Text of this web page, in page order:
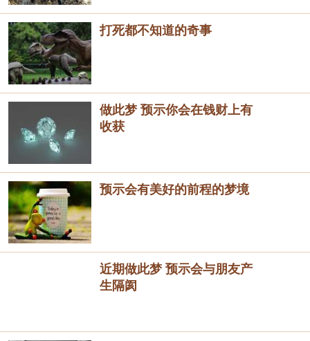
打死都不知道的奇事
做此梦 预示你会在钱财上有
收获
预示会有美好的前程的梦境
近期做此梦 预示会与朋友产
生隔阂